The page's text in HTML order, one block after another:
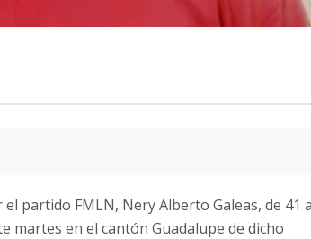
partido FMLN, Nery Alberto Galeas, de 41
martes en el cantón Guadalupe de dicho